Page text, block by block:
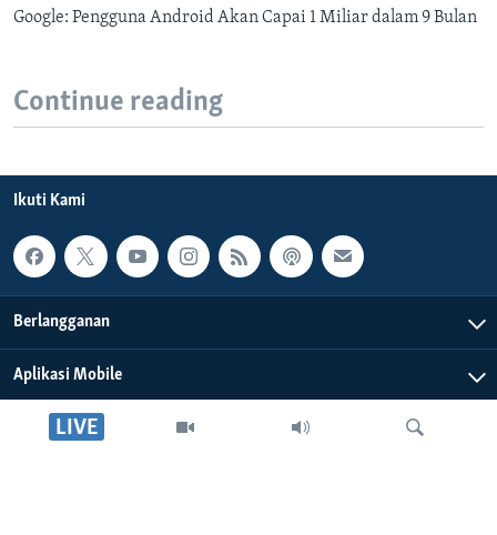
LIVE
Google: Pengguna Android Akan Capai 1 Miliar dalam 9 Bulan
Continue reading
Ikuti Kami
Berlangganan
Aplikasi Mobile
Tentang Kami